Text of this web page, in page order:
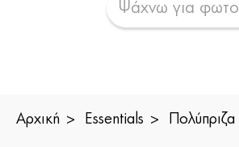
Αρχική Essentials Πολύπριζα